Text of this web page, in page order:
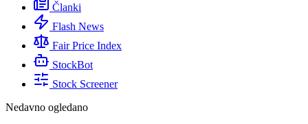
Članki
Flash News
Fair Price Index
StockBot
Stock Screener
Nedavno ogledano